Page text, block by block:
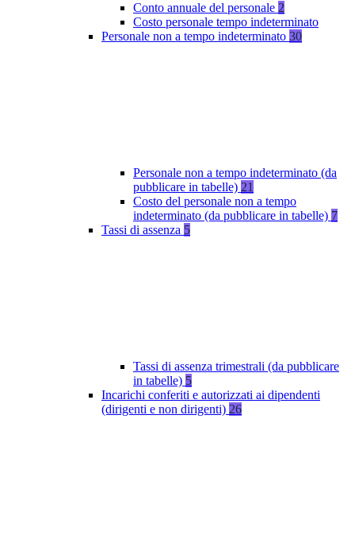
Conto annuale del personale 2
Costo personale tempo indeterminato
Personale non a tempo indeterminato 30
Personale non a tempo indeterminato (da
pubblicare in tabelle) 21
Costo del personale non a tempo
indeterminato (da pubblicare in tabelle) 7
Tassi di assenza 5
Tassi di assenza trimestrali (da pubblicare
in tabelle) 5
Incarichi conferiti e autorizzati ai dipendenti
(dirigenti e non dirigenti) 26